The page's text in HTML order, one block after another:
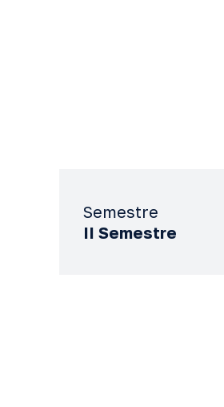
Semestre
II Semestre